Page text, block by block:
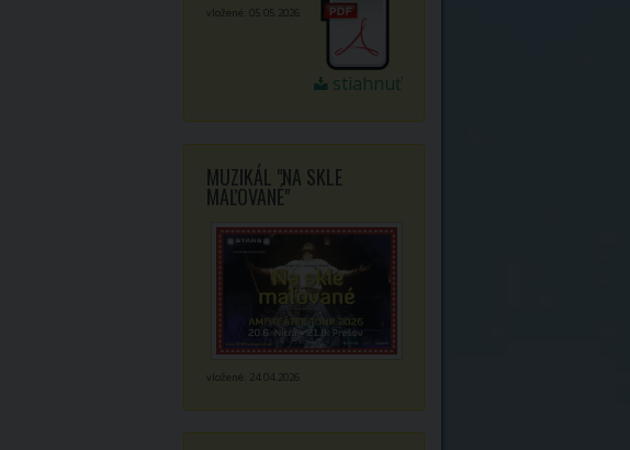
stiahnuť
vložené: 05.05.2026
MUZIKÁL "NA SKLE
MAĽOVANÉ"
vložené: 24.04.2026